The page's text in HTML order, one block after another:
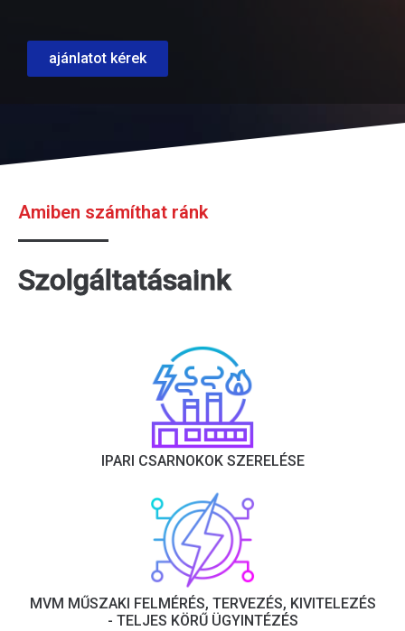
ajánlatot kérek
Amiben számíthat ránk
Szolgáltatásaink
IPARI CSARNOKOK SZERELÉSE
MVM MŰSZAKI FELMÉRÉS, TERVEZÉS, KIVITELEZÉS
- TELJES KÖRŰ ÜGYINTÉZÉS